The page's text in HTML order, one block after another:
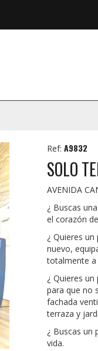
Ref: A9832
SOLO
AVENIDA
¿ Buscas
el corazón
¿ Quieres
nuevo,
totalmente a
¿ Quieres
para que no
fachada
terraza y
¿ Buscas un
vida.